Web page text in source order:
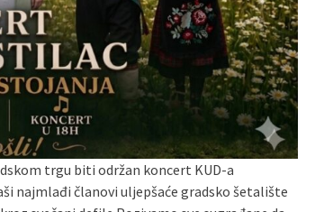
trgu biti održan koncert KUD-a
najmlađi članovi uljepšaće gradsko šetalište